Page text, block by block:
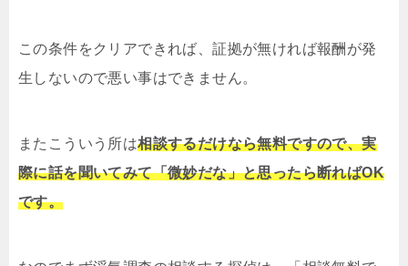
この条件をクリアできれば、証拠が無ければ報酬が発
生しないので悪い事はできません。
またこういう所は相談するだけなら無料ですので、実
際に話を聞いてみて「微妙だな」と思ったら断ればOK
です。